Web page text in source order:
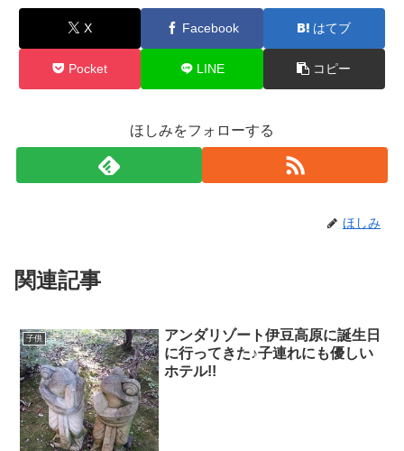
X Facebook はてブ
Pocket LINE コピー
ほしみをフォローする
ほしみ
関連記事
子供
アンダリゾート伊豆高原に誕生日
に行ってきた♪子連れにも優しい
ホテル!!